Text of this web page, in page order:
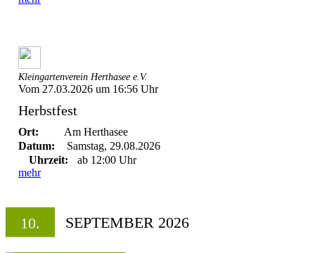
Kleingartenverein Herthasee e.V.
Vom 27.03.2026 um 16:56 Uhr
Herbstfest
Ort:
Am Herthasee
Datum:
Samstag, 29.08.2026
Uhrzeit:
ab 12:00 Uhr
mehr
10. SEPTEMBER 2026